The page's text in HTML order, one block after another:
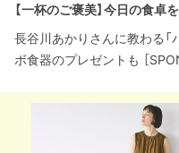
【一杯のご褒美】今日の食卓
長谷川あかりさんに教わる「
ボ食器のプレゼントも ［